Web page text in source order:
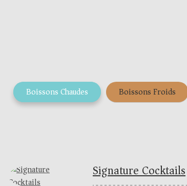
Boissons Chaudes Boissons Froids
Signature Cocktails